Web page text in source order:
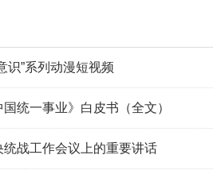
识”系列动漫短视频
统一事业》白皮书（全文）
战工作会议上的重要讲话